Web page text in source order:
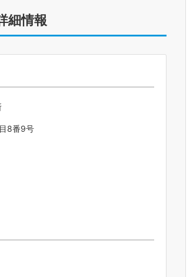
細情報
8番9号